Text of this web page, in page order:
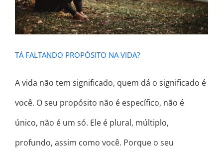
TÁ FALTANDO PROPÓSITO NA VIDA?
A vida não tem significado, quem dá o significado é
você. O seu propósito não é específico, não é
único, não é um só. Ele é plural, múltiplo,
profundo, assim como você. Porque o seu